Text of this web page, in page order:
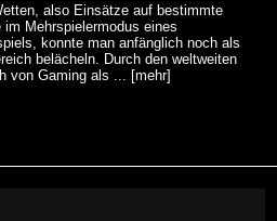
also Einsätze auf bestimmte
im Mehrspielermodus eines
konnte man anfänglich noch als
belächeln. Durch den weltweiten
von Gaming als ... [mehr]